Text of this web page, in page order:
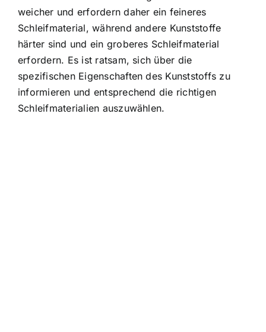
weicher und erfordern daher ein feineres
Schleifmaterial, während andere Kunststoffe
härter sind und ein groberes Schleifmaterial
erfordern. Es ist ratsam, sich über die
spezifischen Eigenschaften des Kunststoffs zu
informieren und entsprechend die richtigen
Schleifmaterialien auszuwählen.